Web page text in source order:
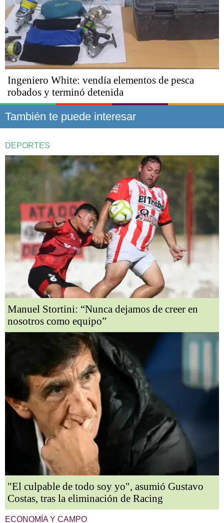
Ingeniero White: vendía elementos de pesca
robados y terminó detenida
También te puede interesar
DEPORTES
Manuel Stortini: “Nunca dejamos de creer en
nosotros como equipo”
"El culpable de todo soy yo", asumió Gustavo
Costas, tras la eliminación de Racing
ECONOMÍA Y CAMPO